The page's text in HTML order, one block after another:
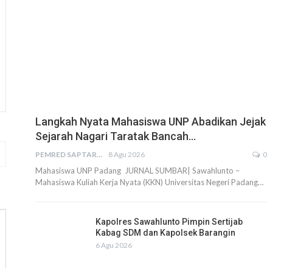
Langkah Nyata Mahasiswa UNP Abadikan Jejak
Sejarah Nagari Taratak Bancah…
PEMRED SAPTARIUS 8 Agu 2026 0
Mahasiswa UNP Padang JURNAL SUMBAR| Sawahlunto –
Mahasiswa Kuliah Kerja Nyata (KKN) Universitas Negeri Padang…
Kapolres Sawahlunto Pimpin Sertijab
Kabag SDM dan Kapolsek Barangin
6 Agu 2026